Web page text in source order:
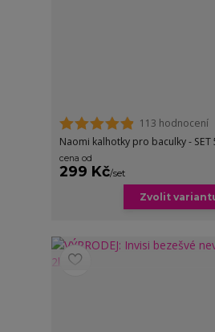
113 hodnocení
Naomi kalhotky pro baculky -
cena od
299 Kč/set
Zvolit